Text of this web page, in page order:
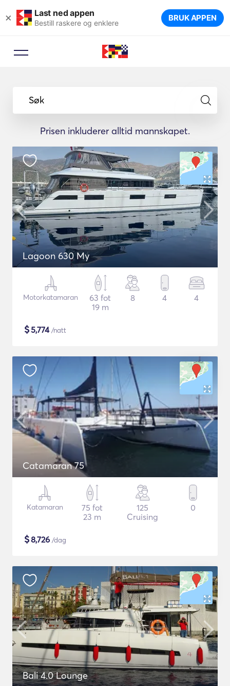
× Last ned appen
Bestill raskere og enklere BRUK APPEN
Søk
Prisen inkluderer alltid mannskapet.
Lagoon 630 My
Motorkatamaran
63 fot
19 m
8 4 4
$5,774/natt
Catamaran 75
Katamaran
75 fot
23 m
125
Cruising
0
$8,726 /dag
Bali 4.0 Lounge